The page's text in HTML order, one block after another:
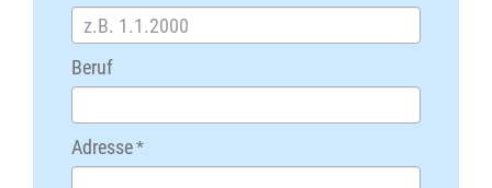
Beruf
Adresse*